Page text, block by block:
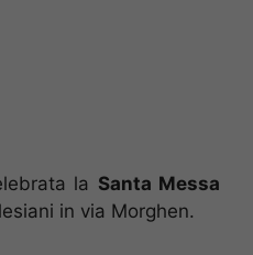
la Santa Messa
in via Morghen.